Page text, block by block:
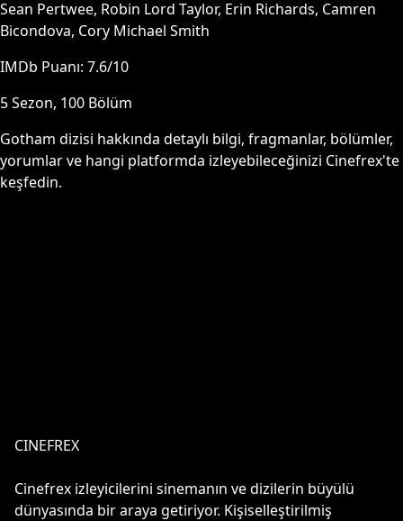
Sean Pertwee, Robin Lord Taylor, Erin Richards, Camren
Bicondova, Cory Michael Smith
IMDb Puanı: 7.6/10
5Sezon, 100 Bölüm
Gotham dizisi hakkında detaylı bilgi, fragmanlar, bölümler,
yorumlar ve hangi platformda izleyebileceğinizi Cinefrex'te
keşfedin.
CINEFREX
Cinefrex izleyicilerini sinemanın ve dizilerin büyülü
dünyasında bir araya getiriyor. Kişiselleştirilmiş